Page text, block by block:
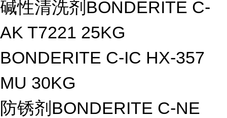
碱性清洗剂BONDERITE C-
AK T7221 25KG
BONDERITE C-IC HX-357
MU 30KG
防锈剂BONDERITE C-NE